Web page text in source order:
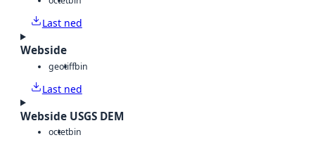
Last ned
Webside
geotiffbin
Last ned
Webside USGS DEM
octetbin